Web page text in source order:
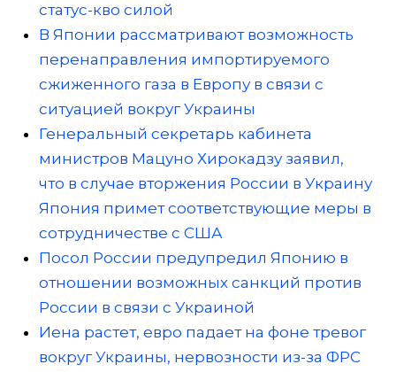
статус-кво силой
В Японии рассматривают возможность
перенаправления импортируемого
сжиженного газа в Европу в связи с
ситуацией вокруг Украины
Генеральный секретарь кабинета
министров Мацуно Хирокадзу заявил,
что в случае вторжения России в Украину
Япония примет соответствующие меры в
сотрудничестве с США
Посол России предупредил Японию в
отношении возможных санкций против
России в связи с Украиной
Иена растет, евро падает на фоне тревог
вокруг Украины, нервозности из-за ФРС